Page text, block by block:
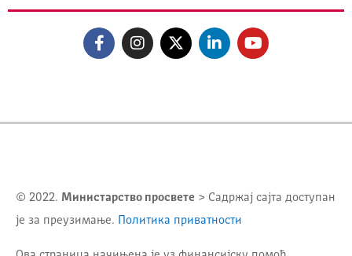
© 2022. Министарство просвете > Садржај сајта доступан
је за преузимање. Политика приватности